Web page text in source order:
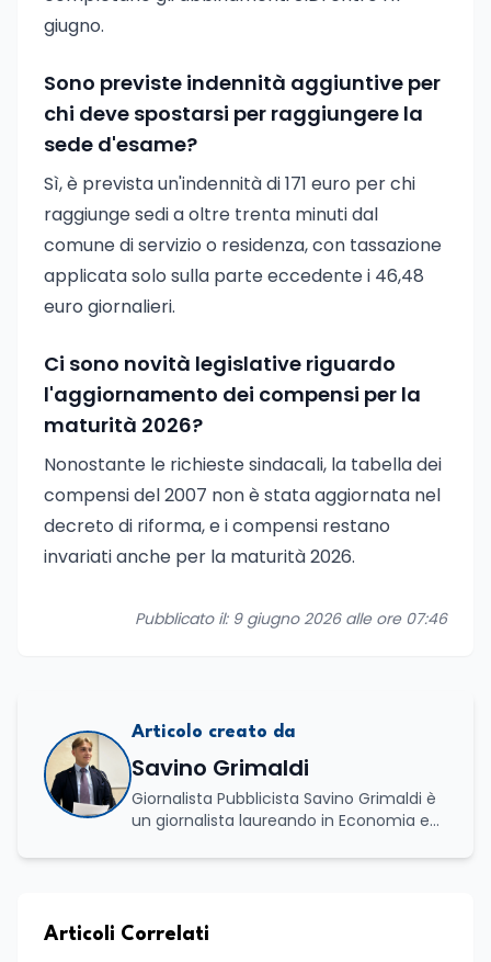
giugno.
Sono previste indennità aggiuntive per
chi deve spostarsi per raggiungere la
sede d'esame?
Sì, è prevista un'indennità di 171 euro per chi
raggiunge sedi a oltre trenta minuti dal
comune di servizio o residenza, con tassazione
applicata solo sulla parte eccedente i 46,48
euro giornalieri.
Ci sono novità legislative riguardo
l'aggiornamento dei compensi per la
maturità 2026?
Nonostante le richieste sindacali, la tabella dei
compensi del 2007 non è stata aggiornata nel
decreto di riforma, e i compensi restano
invariati anche per la maturità 2026.
Pubblicato il: 9 giugno 2026 alle ore 07:46
Articolo creato da
Savino Grimaldi
Giornalista Pubblicista Savino Grimaldi è
un giornalista laureando in Economia e
maturata nel settore della formazione.
professionale, distinguendosi per una
Articoli Correlati